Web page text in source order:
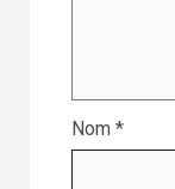
Nom *